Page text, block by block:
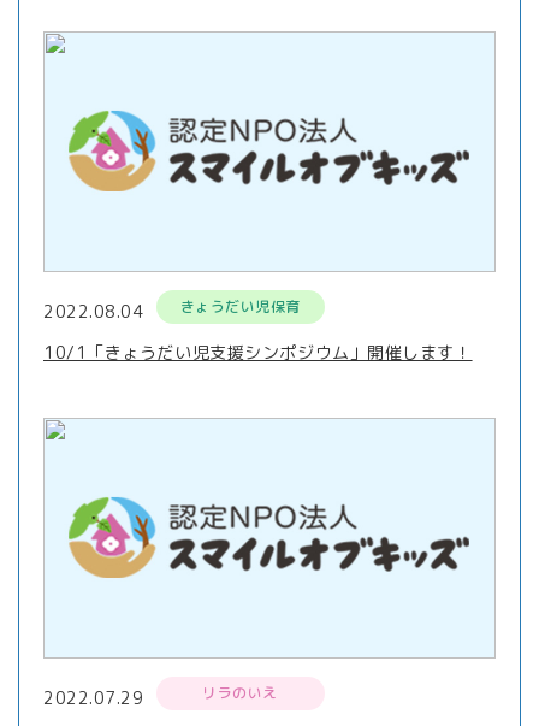
2022.08.04 きょうだい児保育
10/1「きょうだい児支援シンポジウム」開催します！
2022.07.29 リラのいえ